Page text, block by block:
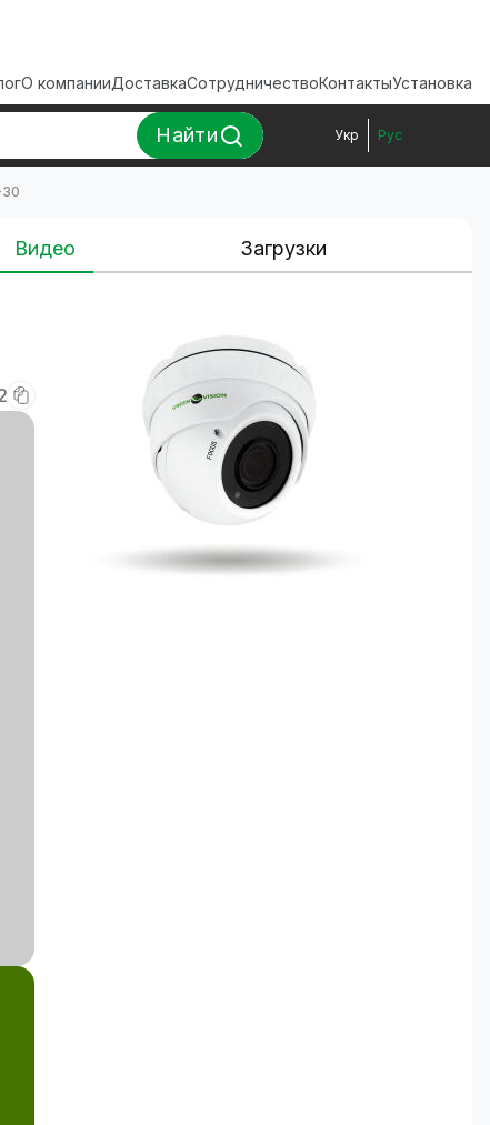
О компанииДоставкаСотрудничествоКонтактыУстановка
Найти Укр Рус
30
Видео Загрузки